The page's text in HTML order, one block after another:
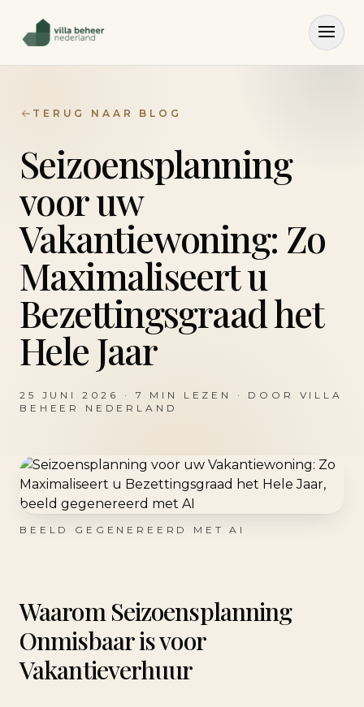
TERUG NAAR BLOG
Seizoensplanning
voor uw
Vakantiewoning: Zo
Maximaliseert u
Bezettingsgraad het
Hele Jaar
25 JUNI 2026 · 7 MIN LEZEN · DOOR
VILLA
BEHEER NEDERLAND
BEELD GEGENEREERD MET AI
Waarom Seizoensplanning
Onmisbaar is voor
Vakantieverhuur